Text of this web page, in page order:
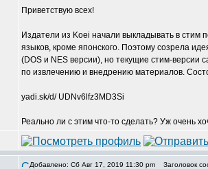
Приветствую всех!
Издатели из Koei начали выкладывать в стим
языков, кроме японского. Поэтому созрела
(DOS и NES версии), но текущие стим-версии
по извлечению и внедрению материалов.
yadi.sk/d/ UDNv6lfz3MD3Si
Реально ли с этим что-то сделать? Уж очень
Добавлено: Сб Авг 17, 2019 11:30 pm Заголовок